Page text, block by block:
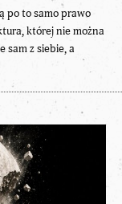
po to samo prawo
której nie można
sam z siebie, a